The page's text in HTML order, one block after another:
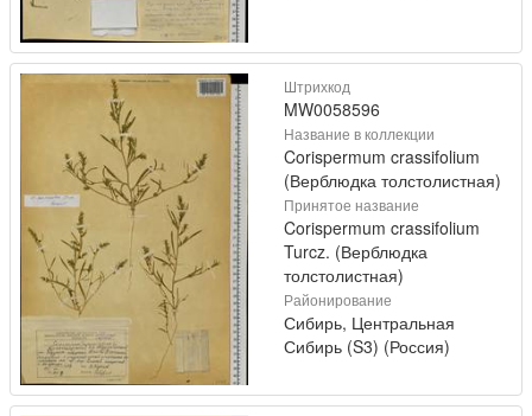
Штрихкод
MW0058596
Название в коллекции
Corispermum crassifolium
(Верблюдка толстолистная)
Принятое название
Corispermum crassifolium
Turcz. (Верблюдка
толстолистная)
Районирование
Сибирь, Центральная
Сибирь (S3) (Россия)